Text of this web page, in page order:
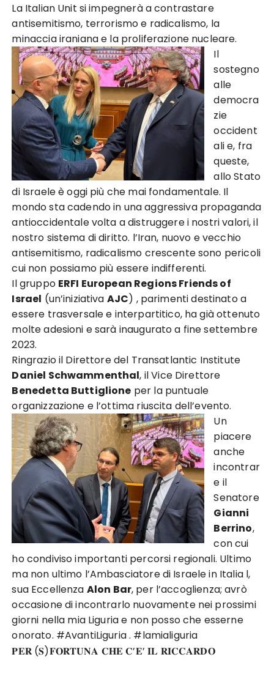
La Italian Unit si impegnerà a contrastare
antisemitismo, terrorismo e radicalismo, la
minaccia iraniana e la proliferazione nucleare.
Il
sostegno
alle
democra
zie
occident
ali e, fra
queste,
allo Stato
di Israele è oggi più che mai fondamentale. Il
mondo sta cadendo in una aggressiva propaganda
antioccidentale volta a distruggere i nostri valori, il
nostro sistema di diritto. l’Iran, nuovo e vecchio
antisemitismo, radicalismo crescente sono pericoli
cui non possiamo più essere indifferenti.
Il gruppo ERFI European Regions Friends of
Israel (un’iniziativa AJC) , parimenti destinato a
essere trasversale e interpartitico, ha già ottenuto
molte adesioni e sarà inaugurato a fine settembre
2023.
Ringrazio il Direttore del Transatlantic Institute
Daniel Schwammenthal, il Vice Direttore
Benedetta Buttiglione per la puntuale
organizzazione e l’ottima riuscita dell’evento.
Un
piacere
anche
incontrar
e il
Senatore
Gianni
Berrino,
con cui
ho condiviso importanti percorsi regionali. Ultimo
ma non ultimo l’Ambasciatore di Israele in Italia l,
sua Eccellenza Alon Bar, per l’accoglienza; avrò
occasione di incontrarlo nuovamente nei prossimi
giorni nella mia Liguria e non posso che esserne
onorato. #AvantiLiguria . #lamialiguria
𝐏𝐄𝐑 (𝐒)𝐅𝐎𝐑𝐓𝐔𝐍𝐀 𝐂𝐇𝐄 𝐂’𝐄’ 𝐈𝐋 𝐑𝐈𝐂𝐂𝐀𝐑𝐃𝐎